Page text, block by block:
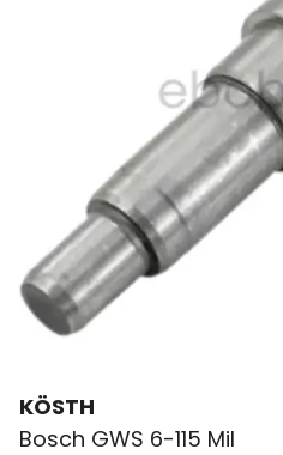
KÖSTH
Bosch GWS 6-115 Mil